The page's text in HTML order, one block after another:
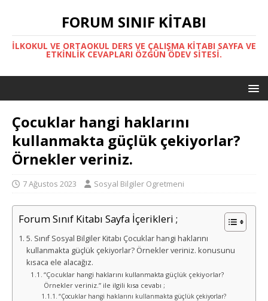
FORUM SINIF KITABI
İLKOKUL VE ORTAOKUL DERS VE ÇALIŞMA KITABI SAYFA VE
ETKINLIK CEVAPLARI ÖZGÜN ÖDEV SITESI.
Çocuklar hangi haklarını
kullanmakta güçlük çekiyorlar?
Örnekler veriniz.
7 Ağustos 2023 Sosyal Bilgiler Ogretmeni
Forum Sınıf Kitabı Sayfa İçerikleri ;
5. Sınıf Sosyal Bilgiler Kitabı Çocuklar hangi haklarını
kullanmakta güçlük çekiyorlar? Örnekler veriniz. konusunu
kısaca ele alacağız.
“Çocuklar hangi haklarını kullanmakta güçlük çekiyorlar?
Örnekler veriniz.” ile ilgili kısa cevabı ;
“Çocuklar hangi haklarını kullanmakta güçlük çekiyorlar?